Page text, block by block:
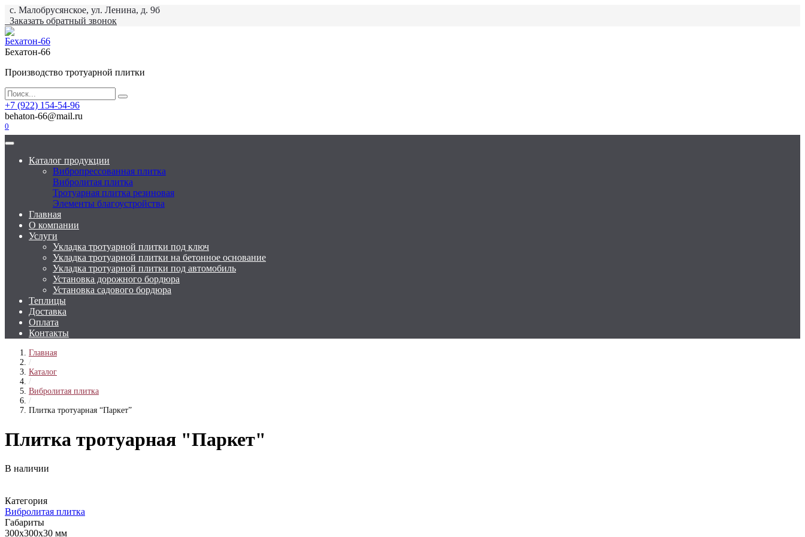
Перейти
содержанию
с. Малобрусянское, ул. Ленина, д. 9б
Заказать обратный звонок
Бехатон-66
Производство тротуарной плитки
Search
for:
+7 (922) 154-54-96
behaton-66@mail.ru
0
Каталог продукции
Вибропрессованная плитка
Вибролитая плитка
Тротуарная плитка резиновая
Элементы благоустройства
Главная
О компании
Услуги
Укладка тротуарной плитки под ключ
Укладка тротуарной плитки на бетонное основание
Укладка тротуарной плитки под автомобиль
Установка дорожного бордюра
Установка садового бордюра
Теплицы
Доставка
Оплата
Контакты
Главная
/
Каталог
/
Вибролитая плитка
/
Плитка тротуарная “Паркет”
Плитка тротуарная "Паркет"
В наличии
Категория
Вибролитая плитка
Габариты
300х300х30 мм